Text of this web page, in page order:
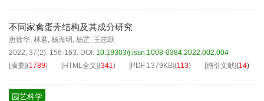
不同家禽蛋壳结构及其成分研究
唐徐华, 林君, 杨海明 , 杨芷, 王志跃
2022, 37(2): 156-163. DOI: 10.19303/j.issn.1008-0384.2022.002.004
[摘要](1789) [HTML全文](341) [PDF 1379KB](113) [施引文献](14)
园艺科学